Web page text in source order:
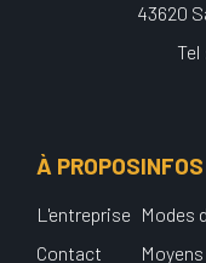
43620
Tel
À PROPOS
L'entreprise
Contact
Modes